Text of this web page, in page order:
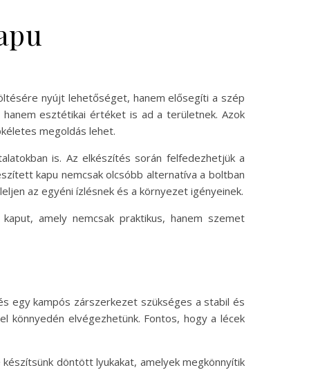
nyújt lehetőséget, hanem elősegíti a szép
esztétikai értéket is ad a területnek. Azok
megoldás lehet.
is. Az elkészítés során felfedezhetjük a
kapu nemcsak olcsóbb alternatíva a boltban
az egyéni ízlésnek és a környezet igényeinek.
amely nemcsak praktikus, hanem szemet
egy kampós zárszerkezet szükséges a stabil és
elvégezhetünk. Fontos, hogy a lécek
döntött lyukakat, amelyek megkönnyítik